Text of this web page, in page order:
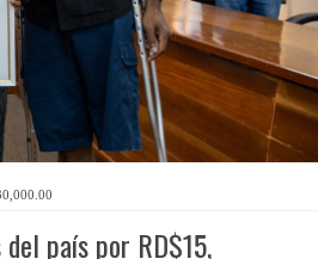
país por RD$15,